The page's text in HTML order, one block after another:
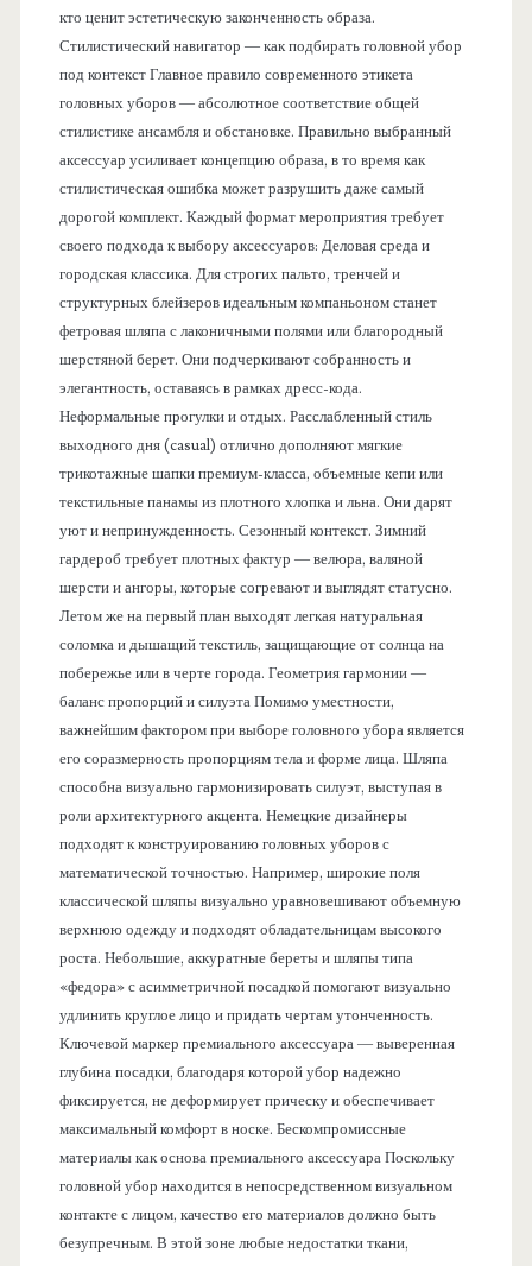
кто ценит эстетическую законченность образа.
Стилистический навигатор — как подбирать головной убор
под контекст Главное правило современного этикета
головных уборов — абсолютное соответствие общей
стилистике ансамбля и обстановке. Правильно выбранный
аксессуар усиливает концепцию образа, в то время как
стилистическая ошибка может разрушить даже самый
дорогой комплект. Каждый формат мероприятия требует
своего подхода к выбору аксессуаров: Деловая среда и
городская классика. Для строгих пальто, тренчей и
структурных блейзеров идеальным компаньоном станет
фетровая шляпа с лаконичными полями или благородный
шерстяной берет. Они подчеркивают собранность и
элегантность, оставаясь в рамках дресс-кода.
Неформальные прогулки и отдых. Расслабленный стиль
выходного дня (casual) отлично дополняют мягкие
трикотажные шапки премиум-класса, объемные кепи или
текстильные панамы из плотного хлопка и льна. Они дарят
уют и непринужденность. Сезонный контекст. Зимний
гардероб требует плотных фактур — велюра, валяной
шерсти и ангоры, которые согревают и выглядят статусно.
Летом же на первый план выходят легкая натуральная
соломка и дышащий текстиль, защищающие от солнца на
побережье или в черте города. Геометрия гармонии —
баланс пропорций и силуэта Помимо уместности,
важнейшим фактором при выборе головного убора является
его соразмерность пропорциям тела и форме лица. Шляпа
способна визуально гармонизировать силуэт, выступая в
роли архитектурного акцента. Немецкие дизайнеры
подходят к конструированию головных уборов с
математической точностью. Например, широкие поля
классической шляпы визуально уравновешивают объемную
верхнюю одежду и подходят обладательницам высокого
роста. Небольшие, аккуратные береты и шляпы типа
«федора» с асимметричной посадкой помогают визуально
удлинить круглое лицо и придать чертам утонченность.
Ключевой маркер премиального аксессуара — выверенная
глубина посадки, благодаря которой убор надежно
фиксируется, не деформирует прическу и обеспечивает
максимальный комфорт в носке. Бескомпромиссные
материалы как основа премиального аксессуара Поскольку
головной убор находится в непосредственном визуальном
контакте с лицом, качество его материалов должно быть
безупречным. В этой зоне любые недостатки ткани,